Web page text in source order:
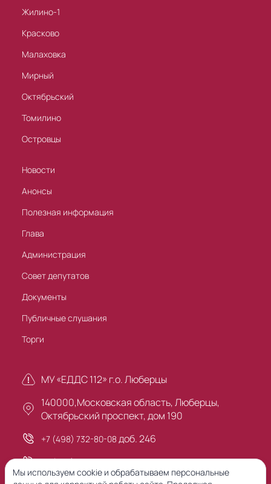
Жилино-1
Красково
Малаховка
Мирный
Октябрьский
Томилино
Островцы
Новости
Анонсы
Полезная информация
Глава
Администрация
Совет депутатов
Документы
Публичные слушания
Торги
МУ «ЕДДС 112» г.о. Люберцы
140000,Московская область, Люберцы,
Октябрьский проспект, дом 190
+7 (498) 732-80-08 доб. 246
+7 (495) 503-30-00
Мы используем cookie и обрабатываем персональные